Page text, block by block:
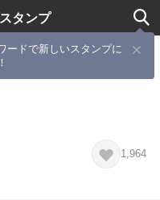
タンプ
ードで新しいスタンプに
れたスタンプ
1,964